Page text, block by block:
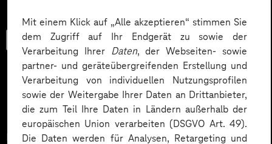
Mit einem Klick auf „Alle akzeptieren“ stimmen Sie
dem Zugriff auf Ihr Endgerät zu sowie der
Verarbeitung Ihrer Daten, der Webseiten- sowie
partner- und geräteübergreifenden Erstellung und
Verarbeitung von individuellen Nutzungsprofilen
sowie der Weitergabe Ihrer Daten an Drittanbieter,
die zum Teil Ihre Daten in Ländern außerhalb der
europäischen Union verarbeiten (DSGVO Art. 49).
Die Daten werden für Analysen, Retargeting und
Checkliste
Datenschutz in KI-Projekten
Datenschutz in KI-Projekten leicht gemacht: